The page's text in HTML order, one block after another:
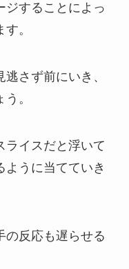
ジすることによっ
。
さず前にいき、
。
ライスだと浮いて
ように当てていき
の反応も遅らせる